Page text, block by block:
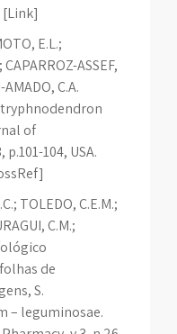
[Link]
E.L.;
ASSEF,
C.A.
of
104, USA.
TOLEDO, C.E.M.;
C.M.;
de
S.
– leguminosae.